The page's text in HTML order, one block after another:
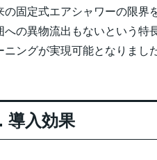
の固定式エアシャワーの限界
への異物流出もないという特
ニングが実現可能となりました
導入効果